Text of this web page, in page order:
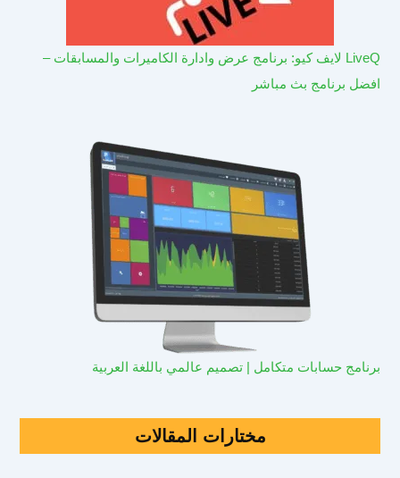
LiveQ لايف كيو: برنامج عرض وادارة الكاميرات والمسابقات –
افضل برنامج بث مباشر
برنامج حسابات متكامل | تصميم عالمي باللغة العربية
مختارات المقالات